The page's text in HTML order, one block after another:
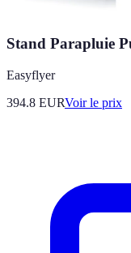
Stand Parapluie
Easyflyer
394.8 EURVoir le prix